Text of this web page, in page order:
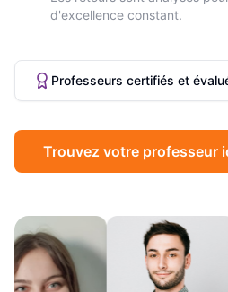
d'excellence constant.
Professeurs certifiés et
Trouvez votre professeur